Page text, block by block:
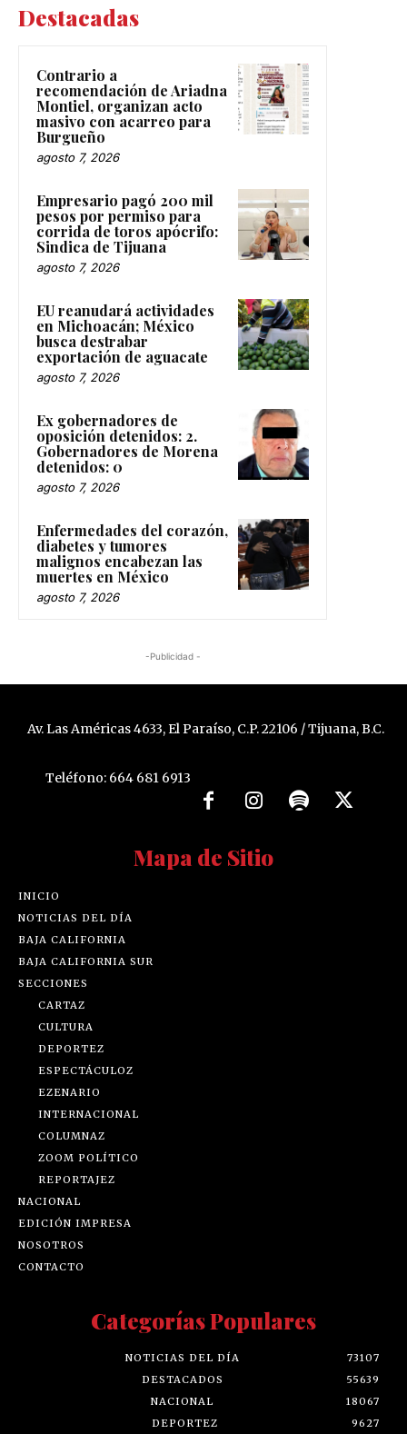
Destacadas
Contrario a
recomendación de Ariadna
Montiel, organizan acto
masivo con acarreo para
Burgueño
agosto 7, 2026
Empresario pagó 200 mil
pesos por permiso para
corrida de toros apócrifo:
Sindica de Tijuana
agosto 7, 2026
EU reanudará actividades
en Michoacán; México
busca destrabar
exportación de aguacate
agosto 7, 2026
Ex gobernadores de
oposición detenidos: 2.
Gobernadores de Morena
detenidos: 0
agosto 7, 2026
Enfermedades del corazón,
diabetes y tumores
malignos encabezan las
muertes en México
agosto 7, 2026
-Publicidad -
Av. Las Américas 4633, El Paraíso, C.P. 22106 / Tijuana, B.C.
Teléfono: 664 681 6913
Mapa de Sitio
INICIO
NOTICIAS DEL DÍA
BAJA CALIFORNIA
BAJA CALIFORNIA SUR
SECCIONES
CARTAZ
CULTURA
DEPORTEZ
ESPECTÁCULOZ
EZENARIO
INTERNACIONAL
COLUMNAZ
ZOOM POLÍTICO
REPORTAJEZ
NACIONAL
EDICIÓN IMPRESA
NOSOTROS
CONTACTO
Categorías Populares
NOTICIAS DEL DÍA
73107
DESTACADOS
55639
NACIONAL
18067
DEPORTEZ
9627